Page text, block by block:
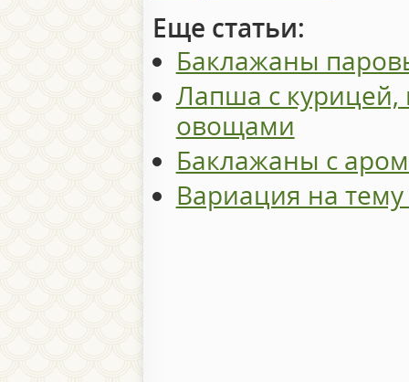
Еще статьи:
Баклажаны
Лапша с
овощами
Баклажаны с
Вариация на